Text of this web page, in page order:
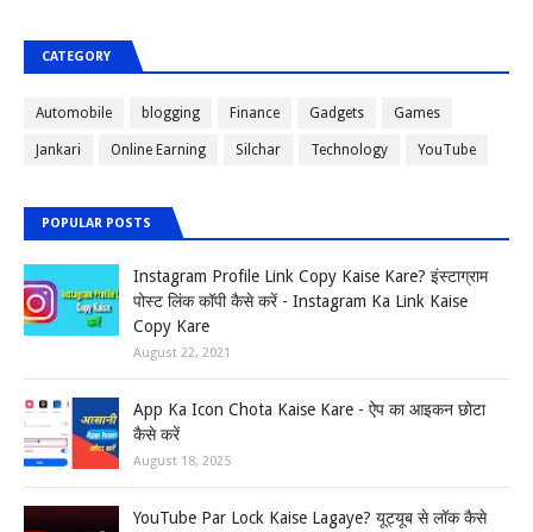
CATEGORY
Automobile blogging Finance Gadgets Games
Jankari Online Earning Silchar Technology YouTube
POPULAR POSTS
Instagram Profile Link Copy Kaise Kare? इंस्टाग्राम
पोस्ट लिंक कॉपी कैसे करें - Instagram Ka Link Kaise
Copy Kare
August 22, 2021
App Ka Icon Chota Kaise Kare - ऐप का आइकन छोटा
कैसे करें
August 18, 2025
YouTube Par Lock Kaise Lagaye? यूट्यूब से लॉक कैसे